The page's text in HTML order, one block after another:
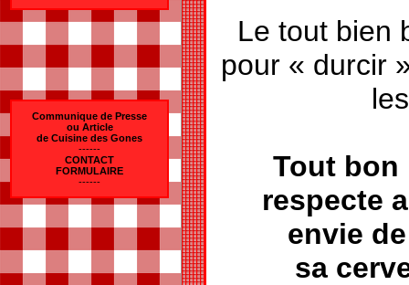
Communique de Presse
ou Article
de Cuisine des Gones
------
CONTACT
FORMULAIRE
------
Le tout bien
pour « durcir
Tout bon
respecte
envie
sa